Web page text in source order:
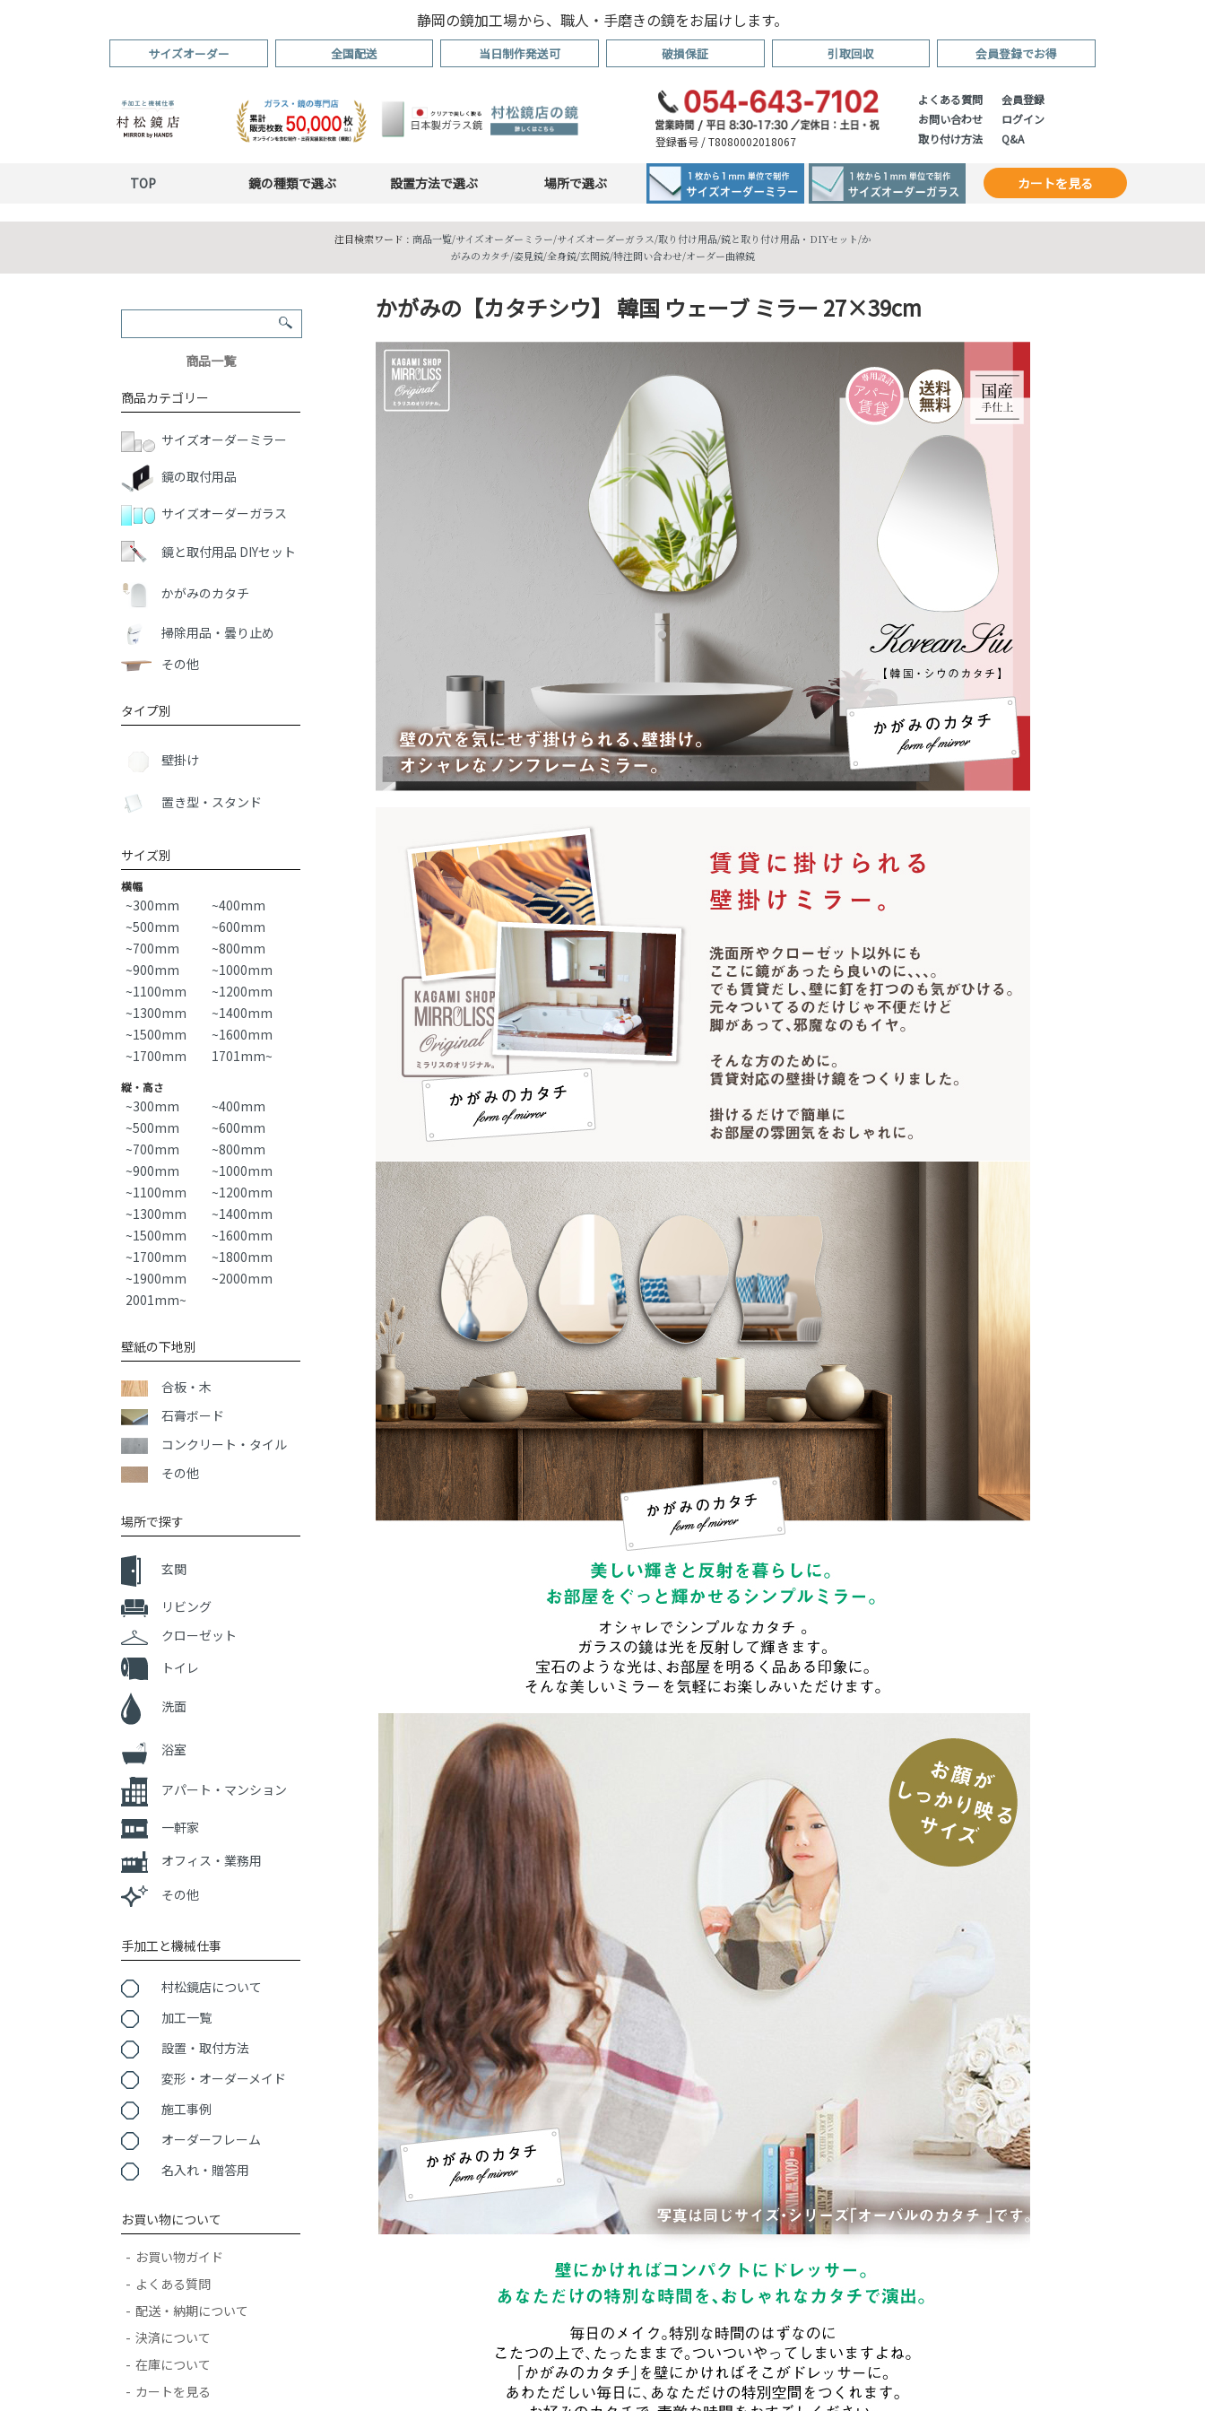
静岡の鏡加工場から、職人・手磨きの鏡をお届けします。
サイズオーダー 全国配送 当日制作発送可 破損保証 引取回収 会員登録でお得
登録番号 / T8080002018067
よくある質問
お問い合わせ
取り付け方法
会員登録
ログイン
Q&A
TOP 鏡の種類で選ぶ 設置方法で選ぶ 場所で選ぶ カートを見る
注目検索ワード : 商品一覧/サイズオーダーミラー/サイズオーダーガラス/取り付け用品/鏡と取り付け用品・DIYセット/か
がみのカタチ/姿見鏡/全身鏡/玄関鏡/特注問い合わせ/オーダー曲線鏡
かがみの【カタチシウ】 韓国 ウェーブ ミラー 27×39cm
商品一覧
商品カテゴリー
サイズオーダーミラー
鏡の取付用品
サイズオーダーガラス
鏡と取付用品 DIYセット
かがみのカタチ
掃除用品・曇り止め
その他
タイプ別
壁掛け
置き型・スタンド
サイズ別
横幅
~300mm
~400mm
~500mm
~600mm
~700mm
~800mm
~900mm
~1000mm
~1100mm
~1200mm
~1300mm
~1400mm
~1500mm
~1600mm
~1700mm
1701mm~
縦・高さ
~300mm
~400mm
~500mm
~600mm
~700mm
~800mm
~900mm
~1000mm
~1100mm
~1200mm
~1300mm
~1400mm
~1500mm
~1600mm
~1700mm
~1800mm
~1900mm
~2000mm
2001mm~
壁紙の下地別
合板・木
石膏ボード
コンクリート・タイル
その他
場所で探す
玄関
リビング
クローゼット
トイレ
洗面
浴室
アパート・マンション
一軒家
オフィス・業務用
その他
手加工と機械仕事
村松鏡店について
加工一覧
設置・取付方法
変形・オーダーメイド
施工事例
オーダーフレーム
名入れ・贈答用
お買い物について
お買い物ガイド
よくある質問
配送・納期について
決済について
在庫について
カートを見る